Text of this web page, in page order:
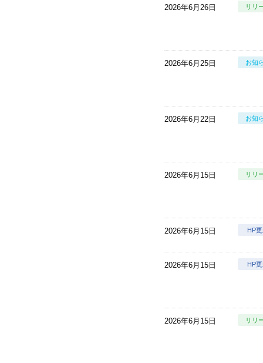
2026年6月26日 リリ
2026年6月25日 お知
2026年6月22日 お知
2026年6月15日 リリ
2026年6月15日 HP
2026年6月15日 HP
2026年6月15日 リリ